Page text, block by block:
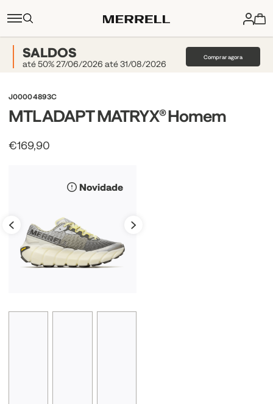
SALDOS
até 50% 27/06/2026 até 31/08/2026
Comprar agora
J00004893C
MTL ADAPT MATRYX® Homem
€169,90
Novidade